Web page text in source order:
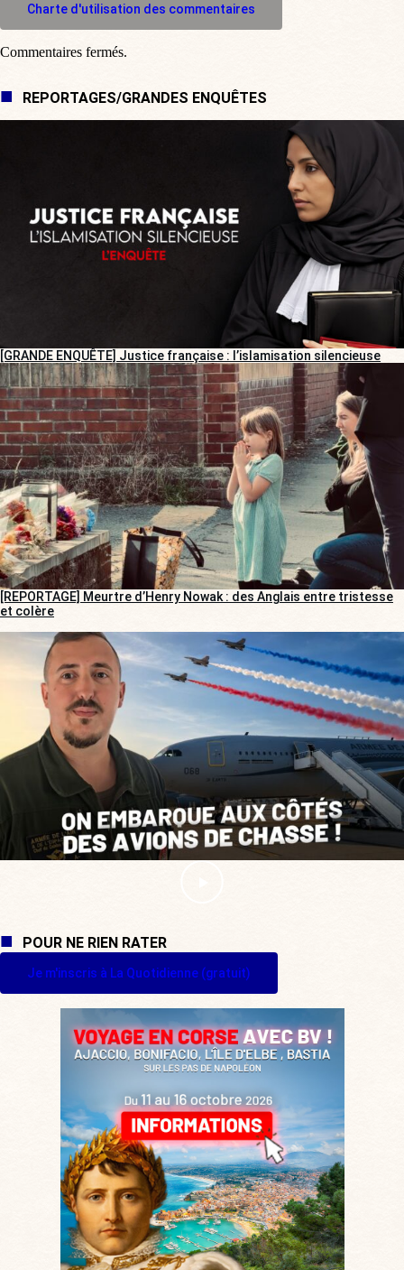
Charte d'utilisation des commentaires
Commentaires fermés.
REPORTAGES/GRANDES ENQUÊTES
[GRANDE ENQUÊTE] Justice française : l’islamisation silencieuse
[REPORTAGE] Meurtre d’Henry Nowak : des Anglais entre tristesse
et colère
POUR NE RIEN RATER
Je m'inscris à La Quotidienne (gratuit)